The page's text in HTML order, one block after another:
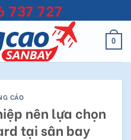
737 727
0
CÁO
nên lựa chọn
tại sân bay